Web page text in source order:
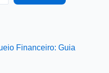
Financeiro: Guia